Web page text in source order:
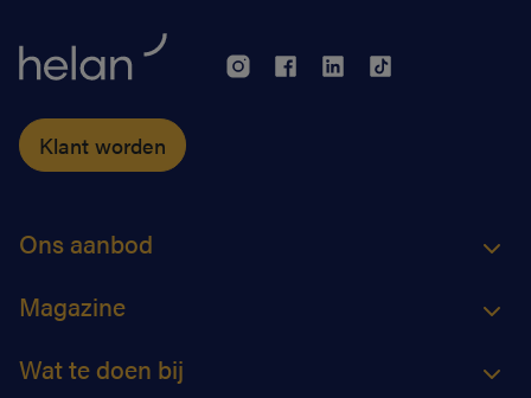
Klant worden
Ons aanbod
Magazine
Wat te doen bij